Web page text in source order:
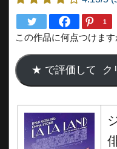
1
この作品に何点つけます